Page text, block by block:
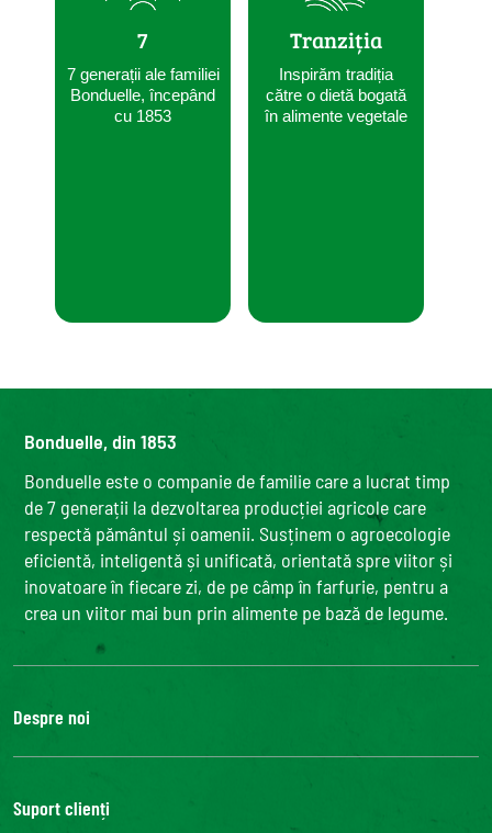
7
7 generații ale familiei
Bonduelle, începând
cu 1853
Tranziția
Inspirăm tradiția
către o dietă bogată
în alimente vegetale
Bonduelle, din 1853
Bonduelle este o companie de familie care a lucrat timp
de 7 generații la dezvoltarea producției agricole care
respectă pământul și oamenii. Susținem o agroecologie
eficientă, inteligentă și unificată, orientată spre viitor și
inovatoare în fiecare zi, de pe câmp în farfurie, pentru a
crea un viitor mai bun prin alimente pe bază de legume.
Despre noi
Grupul Bonduelle
Bonduelle Food Service
Suport clienți